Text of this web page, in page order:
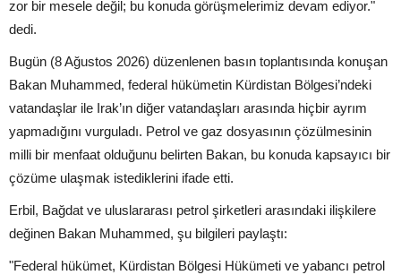
zor bir mesele değil; bu konuda görüşmelerimiz devam ediyor."
dedi.
Bugün (8 Ağustos 2026) düzenlenen basın toplantısında konuşan
Bakan Muhammed, federal hükümetin Kürdistan Bölgesi’ndeki
vatandaşlar ile Irak’ın diğer vatandaşları arasında hiçbir ayrım
yapmadığını vurguladı. Petrol ve gaz dosyasının çözülmesinin
milli bir menfaat olduğunu belirten Bakan, bu konuda kapsayıcı bir
çözüme ulaşmak istediklerini ifade etti.
Erbil, Bağdat ve uluslararası petrol şirketleri arasındaki ilişkilere
değinen Bakan Muhammed, şu bilgileri paylaştı:
"Federal hükümet, Kürdistan Bölgesi Hükümeti ve yabancı petrol